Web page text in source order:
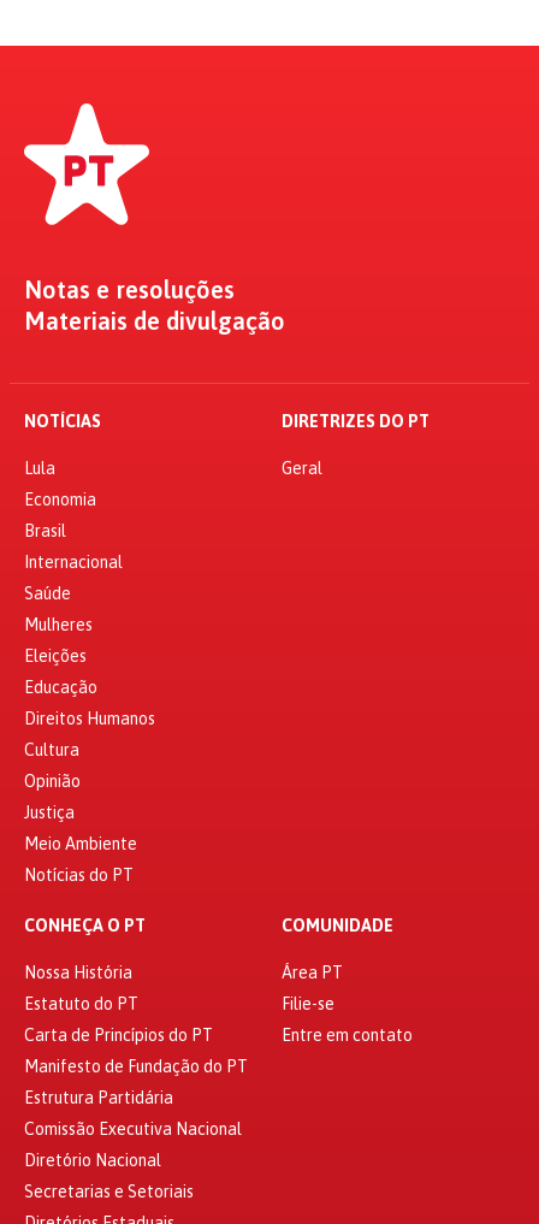
Notas e resoluções
Materiais de divulgação
NOTÍCIAS
Lula
Economia
Brasil
Internacional
Saúde
Mulheres
Eleições
Educação
Direitos Humanos
Cultura
Opinião
Justiça
Meio Ambiente
Notícias do PT
DIRETRIZES DO PT
Geral
CONHEÇA O PT
Nossa História
Estatuto do PT
Carta de Princípios do PT
Manifesto de Fundação do PT
Estrutura Partidária
Comissão Executiva Nacional
Diretório Nacional
Secretarias e Setoriais
COMUNIDADE
Área PT
Filie-se
Entre em contato